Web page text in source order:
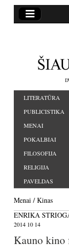
LITERATŪRA
PUBLICISTIKA
MENAI
POKALBIAI
FILOSOFIJA
RELIGIJA
PAVELDAS
Menai / Kinas
ENRIKA
2014 10 14
Kauno kino